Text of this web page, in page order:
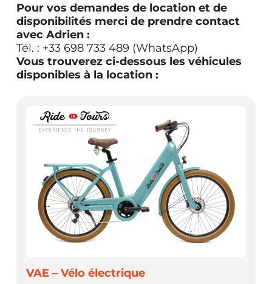
Pour vos demandes de location et de
disponibilités merci de prendre contact
avec Adrien :
Tél. : +33 698 733 489 (WhatsApp)
Vous trouverez ci-dessous les véhicules
disponibles à la location :
VAE – Vélo électrique